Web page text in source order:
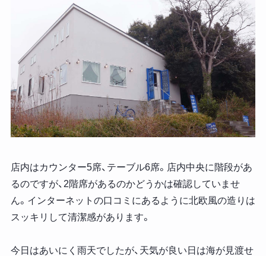
店内はカウンター5席、テーブル6席。店内中央に階段があ
るのですが、2階席があるのかどうかは確認していませ
ん。インターネットの口コミにあるように北欧風の造りは
スッキリして清潔感があります。
今日はあいにく雨天でしたが、天気が良い日は海が見渡せ